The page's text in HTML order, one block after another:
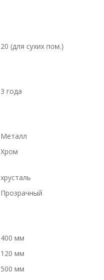
20 (для сухих пом.)
3 года
Металл
Хром
хрусталь
Прозрачный
400 мм
120 мм
500 мм